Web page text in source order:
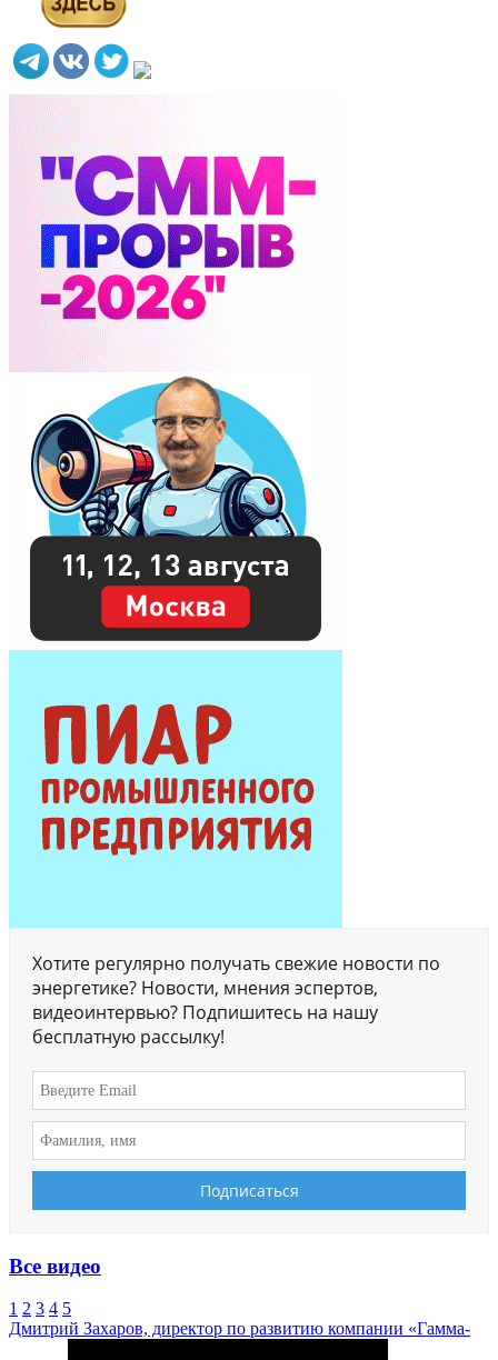
Хотите регулярно получать свежие новости по
энергетике? Новости, мнения эспертов,
видеоинтервью? Подпишитесь на нашу
бесплатную рассылку!
Все видео
1 2 3 4 5
Дмитрий Захаров, директор по развитию компании «Гамма-